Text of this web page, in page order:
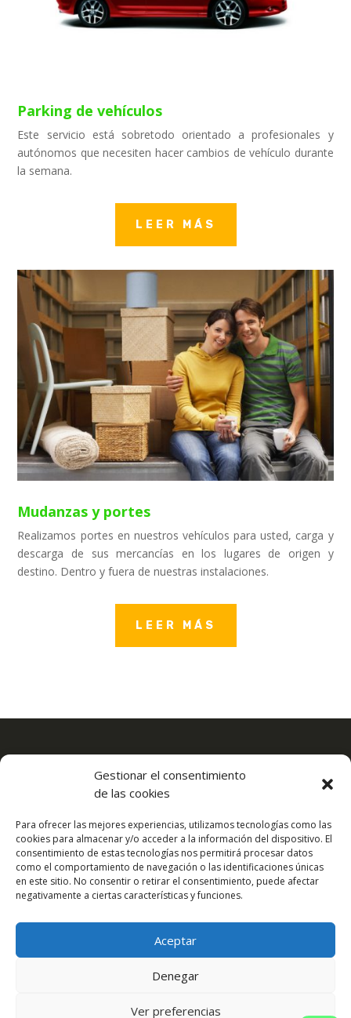
Gestionar el consentimiento
de las cookies
Para ofrecer las mejores experiencias, utilizamos tecnologías como las
cookies para almacenar y/o acceder a la información del dispositivo. El
consentimiento de estas tecnologías nos permitirá procesar datos
como el comportamiento de navegación o las identificaciones únicas
en este sitio. No consentir o retirar el consentimiento, puede afectar
negativamente a ciertas características y funciones.
Aceptar
Denegar
Ver preferencias
Parking de vehículos
Este servicio está sobretodo orientado a profesionales y
autónomos que necesiten hacer cambios de vehículo durante
la semana.
LEER MÁS
Mudanzas y portes
Realizamos portes en nuestros vehículos para usted, carga y
descarga de sus mercancías en los lugares de origen y
destino. Dentro y fuera de nuestras instalaciones.
LEER MÁS
Este es el lugar idóneo donde encontrarás el espacio que
necesitas. Con una localización estratégica en el kilómetro
17 de la A2 a tan solo 10 minutos de la capital y 5 del
aeropuerto.
Inicio
Acerca
Precios y tarifas
Ventajas y facilidades
Politica de Privacidad